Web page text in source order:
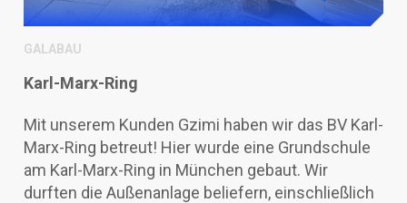
GALABAU
Karl-Marx-Ring
Mit unserem Kunden Gzimi haben wir das BV Karl-
Marx-Ring betreut! Hier wurde eine Grundschule
am Karl-Marx-Ring in München gebaut. Wir
durften die Außenanlage beliefern, einschließlich